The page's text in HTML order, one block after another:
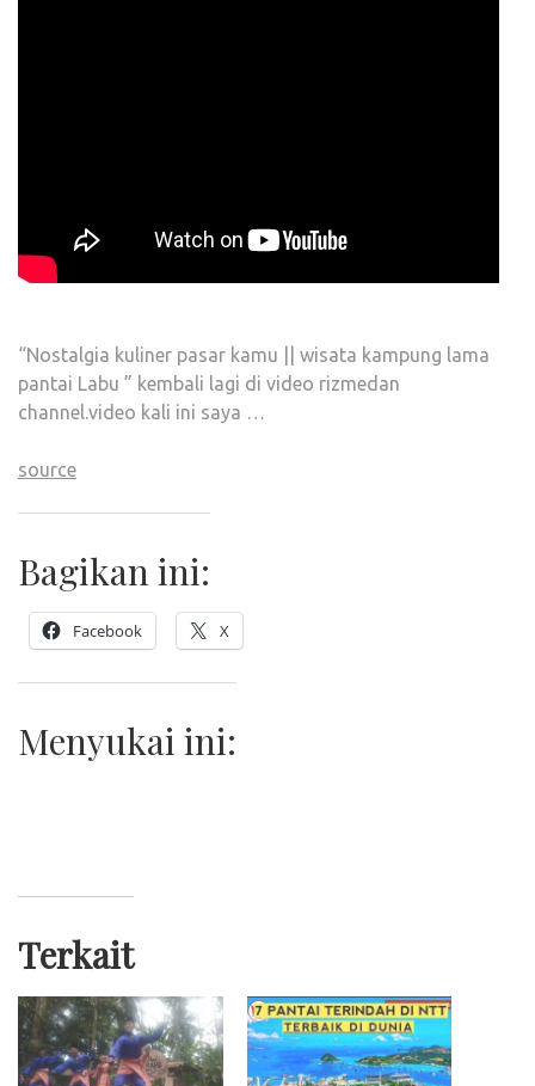
“Nostalgia kuliner pasar kamu || wisata kampung lama
pantai Labu ” kembali lagi di video rizmedan
channel.video kali ini saya …
source
Bagikan ini:
Facebook X
Menyukai ini:
Terkait